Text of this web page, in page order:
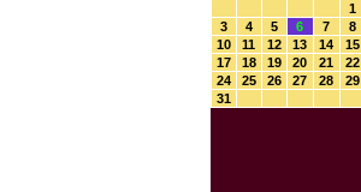
1
3
4 5 6 7 8
10
11 12 13 14 15
17
18 19 20 21 22
24
25 26 27 28 29
31